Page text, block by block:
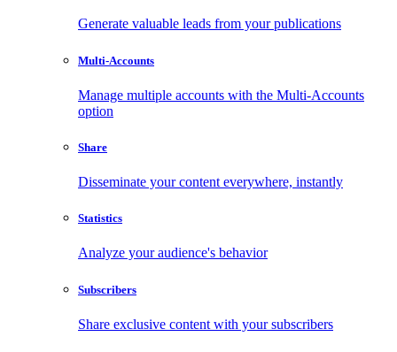
Generate valuable leads from your publications
Multi-Accounts
Manage multiple accounts with the Multi-Accounts
option
Share
Disseminate your content everywhere, instantly
Statistics
Analyze your audience's behavior
Subscribers
Share exclusive content with your subscribers